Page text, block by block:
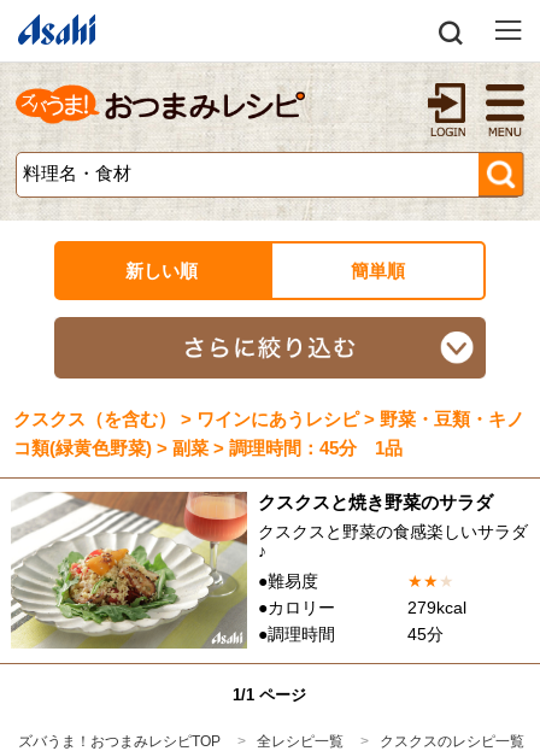
新しい順 簡単順
クスクス（を含む） > ワインにあうレシピ > 野菜・豆類・キノ
コ類(緑黄色野菜) > 副菜 > 調理時間：45分 1品
クスクスと焼き野菜のサラダ
クスクスと野菜の食感楽しいサラダ
♪
●難易度
★★★
●カロリー
279kcal
●調理時間
45分
1/1 ページ
ズバうま！おつまみレシピTOP 全レシピ一覧
クスクスのレシピ一覧